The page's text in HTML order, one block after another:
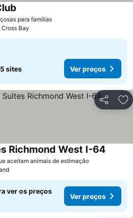
para famílias
Cross Bay
5 sites Ver preços
Partilhar
aceitam animais de estimação
Richmond West I-64
ver os preços
Ver preços